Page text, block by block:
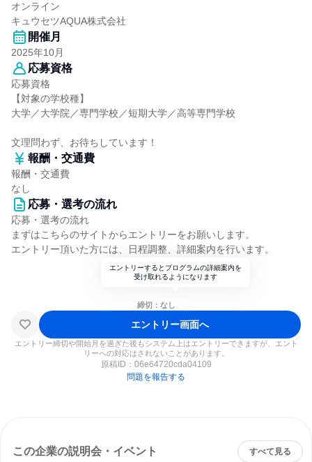
オンライン
キュウセツAQUA株式会社
開催月
2025年10月
応募資格
応募資格
【対象の学校種】
大学／大学院／専門学校／短期大学／高等専門学校
文理問わず、お待ちしています！
報酬・交通費
報酬・交通費
なし
応募・選考の流れ
応募・選考の流れ
まずはこちらのサイトからエントリーをお願いします。
エントリー頂いた方には、日程調整、詳細案内を行います。
エントリーするとプログラムの詳細案内を
受け取れるようになります
締切：なし
エントリー画面へ
エントリー締切や開始月を過ぎた後もシステム上はエントリーできますが、エント
リーへの対応はされないことがあります。
原稿ID： 06e64720cda04109
問題を報告する
この企業の説明会・イベント すべて見る